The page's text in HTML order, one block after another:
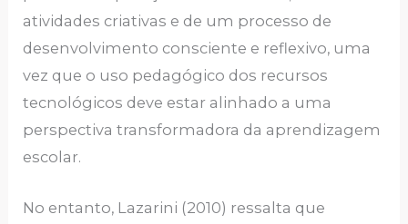
atividades criativas e de um processo de
desenvolvimento consciente e reflexivo, uma
vez que o uso pedagógico dos recursos
tecnológicos deve estar alinhado a uma
perspectiva transformadora da aprendizagem
escolar.
No entanto, Lazarini (2010) ressalta que